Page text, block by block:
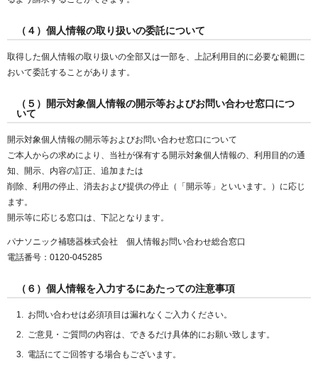
（４）個人情報の取り扱いの委託について
取得した個人情報の取り扱いの全部又は一部を、上記利用目的に必要な範囲に
おいて委託することがあります。
（５）開示対象個人情報の開示等およびお問い合わせ窓口につ
いて
開示対象個人情報の開示等およびお問い合わせ窓口について
ご本人からの求めにより、当社が保有する開示対象個人情報の、利用目的の通
知、開示、内容の訂正、追加または
削除、利用の停止、消去および提供の停止（「開示等」といいます。）に応じ
ます。
開示等に応じる窓口は、下記となります。
パナソニック補聴器株式会社 個人情報お問い合わせ総合窓口
電話番号：0120-045285
（６）個人情報を入力するにあたっての注意事項
お問い合わせは必須項目は漏れなくご入力ください。
ご意見・ご質問の内容は、できるだけ具体的にお願い致します。
電話にてご回答する場合もございます。